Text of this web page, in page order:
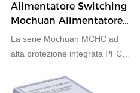
Alimentatore Switching
Mochuan Alimentatore
PFC ad alta protezione
da 400 W
La serie Mochuan MCHC ad
alta protezione integrata PFC
alimentatore switching con